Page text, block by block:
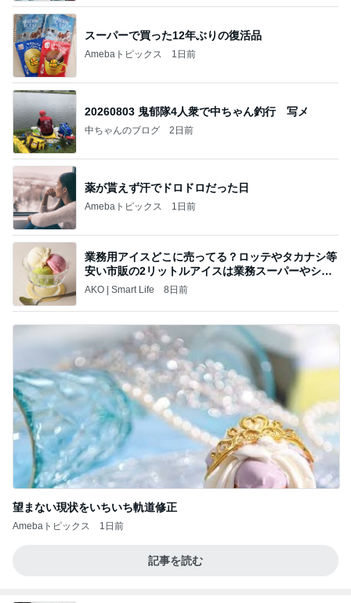
スーパーで買った12年ぶりの復活品
Amebaトピックス 1日前
20260803 鬼郁隊4人衆で中ちゃん釣行 写メ
中ちゃんのブログ 2日前
薬が貰えず汗でドロドロだった日
Amebaトピックス 1日前
業務用アイスどこに売ってる？ロッテやタカナシ等
安い市販の2リットルアイスは業務スーパーやシャ
トレ
AKO | Smart Life 8日前
望まない現状をいちいち軌道修正
Amebaトピックス 1日前
記事を読む